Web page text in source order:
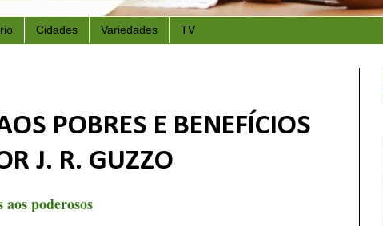
Cidades Variedades TV
POBRES E BENEFÍCIOS
J. R. GUZZO
poderosos